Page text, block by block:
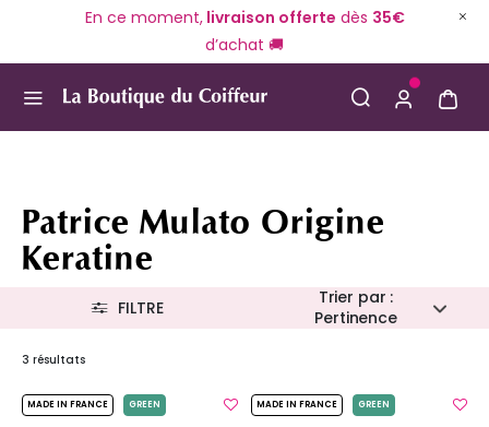
En ce moment,livraison offerte dès 35€
d’achat 🚚
Patrice Mulato Origine
Keratine
Trier par :
Pertinence
FILTRE
3 résultats
MADE IN FRANCE GREEN MADE IN FRANCE GREEN